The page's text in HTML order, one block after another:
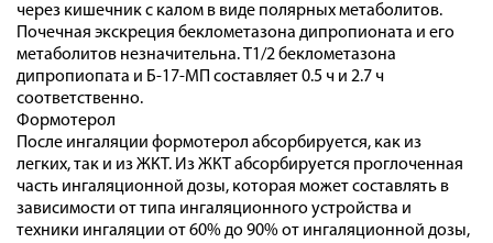
через кишечник с калом в виде полярных метаболитов.
Почечная экскреция беклометазона дипропионата и его
метаболитов незначительна. T1/2 беклометазона
дипропиопата и Б-17-МП составляет 0.5 ч и 2.7 ч
соответственно.
Формотерол
После ингаляции формотерол абсорбируется, как из
легких, так и из ЖКТ. Из ЖКТ абсорбируется проглоченная
часть ингаляционной дозы, которая может составлять в
зависимости от типа ингаляционного устройства и
техники ингаляции от 60% до 90% от ингаляционной дозы,